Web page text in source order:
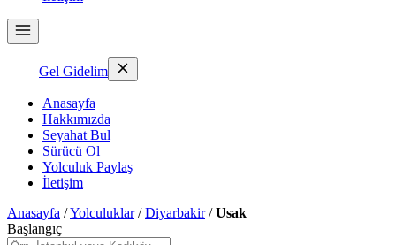
Gel Gidelim
Anasayfa
Hakkımızda
Seyahat Bul
Sürücü Ol
Yolculuk Paylaş
İletişim
Anasayfa /Yolculuklar/Diyarbakir/Usak
Başlangıç